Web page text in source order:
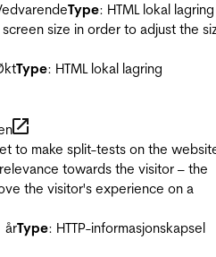
Type: HTML lokal lagring
size in order to adjust the
Type: HTML lokal lagring
to make split-tests on the
towards the visitor – the
the visitor's experience on a
årType: HTTP-informasjonskapsel